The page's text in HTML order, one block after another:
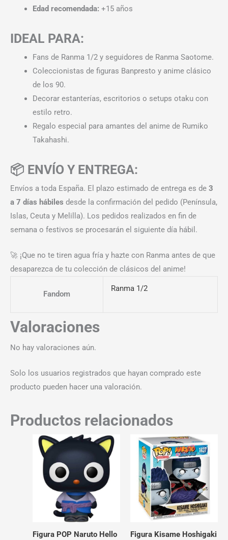
Edad recomendada: +15 años
IDEAL PARA:
Fans de Ranma 1/2 y seguidores de Ranma Saotome.
Coleccionistas de figuras Banpresto y anime clásico
de los 90.
Decorar estanterías, escritorios o setups otaku con
estilo retro.
Regalo especial para amantes del anime de Rumiko
Takahashi.
📦 ENVÍO Y ENTREGA:
Envíos a toda España. El plazo estimado de entrega es de 3
a 7 días hábiles desde la confirmación del pedido (Península,
Islas, Ceuta y Melilla). Los pedidos realizados en fin de
semana o festivos se procesarán el siguiente día hábil.
🚀 ¡Que no te tiren agua fría y hazte con Ranma antes de que
desaparezca de tu colección de clásicos del anime!
Fandom
Ranma 1/2
Valoraciones
No hay valoraciones aún.
Solo los usuarios registrados que hayan comprado este
producto pueden hacer una valoración.
Productos relacionados
Figura POP Naruto Hello
Figura Kisame Hoshigaki